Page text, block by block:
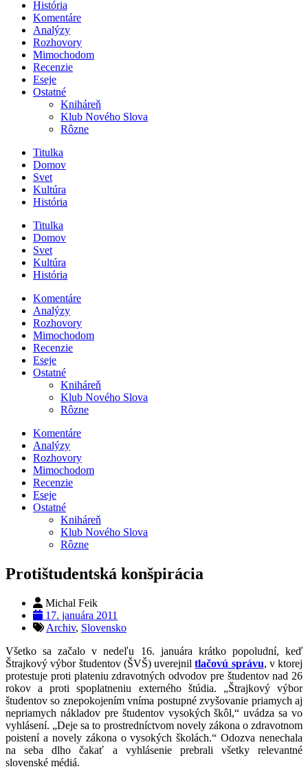
História
Komentáre
Analýzy
Rozhovory
Mimochodom
Recenzie
Eseje
Ostatné
Kniháreň
Klub Nového Slova
Rôzne
Titulka
Domov
Svet
Kultúra
História
Titulka
Domov
Svet
Kultúra
História
Komentáre
Analýzy
Rozhovory
Mimochodom
Recenzie
Eseje
Ostatné
Kniháreň
Klub Nového Slova
Rôzne
Komentáre
Analýzy
Rozhovory
Mimochodom
Recenzie
Eseje
Ostatné
Kniháreň
Klub Nového Slova
Rôzne
Protištudentská konšpirácia
Michal Feik
17. januára 2011
Archiv, Slovensko
Všetko sa začalo v nedeľu 16. januára krátko popoludní, keď
Štrajkový výbor študentov (ŠVŠ) uverejniltlačovú správu, v ktorej
protestuje proti plateniu zdravotných odvodov pre študentov nad 26
rokov a proti spoplatneniu externého štúdia. „Štrajkový výbor
študentov so znepokojením vníma postupné zvyšovanie priamych aj
nepriamych nákladov pre študentov vysokých škôl,“ uvádza sa vo
vyhlásení. „Deje sa to prostredníctvom novely zákona o zdravotnom
poistení a novely zákona o vysokých školách.“ Odozva nenechala
na seba dlho čakať a vyhlásenie prebrali všetky relevantné
slovenské médiá.